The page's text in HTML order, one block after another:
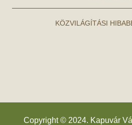
KÖZVILÁGÍTÁSI
Copyright © 2024. Kapuvár